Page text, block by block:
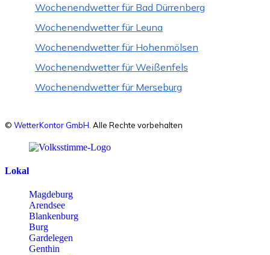
Wochenendwetter für Bad Dürrenberg
Wochenendwetter für Leuna
Wochenendwetter für Hohenmölsen
Wochenendwetter für Weißenfels
Wochenendwetter für Merseburg
© WetterKontor GmbH . Alle Rechte vorbehalten
Lokal
Magdeburg
Arendsee
Blankenburg
Burg
Gardelegen
Genthin